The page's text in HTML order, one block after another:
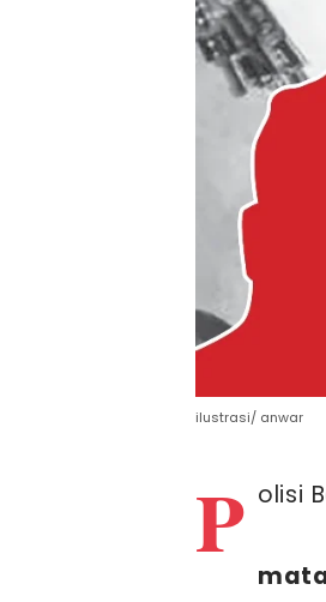
ilustrasi/ anwar
P olisi